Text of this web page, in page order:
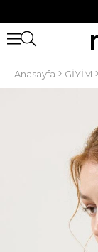
Anasayfa GİYİM